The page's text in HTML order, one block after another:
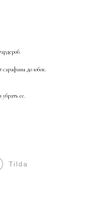
сарафаны до юбок.
ее.
Tilda